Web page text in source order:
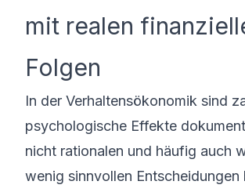
mit realen
Folgen
In der Verhaltensökonomik sind
psychologische Effekte
nicht rationalen und häufig auch
wenig sinnvollen Entscheidungen